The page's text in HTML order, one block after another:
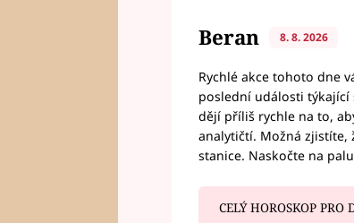
Beran 8. 8. 2026
Rychlé akce tohoto dne
poslední události týkající
dějí příliš rychle na to,
analytičtí. Možná zjistíte,
stanice. Naskočte na
CELÝ HOROSKOP PRO